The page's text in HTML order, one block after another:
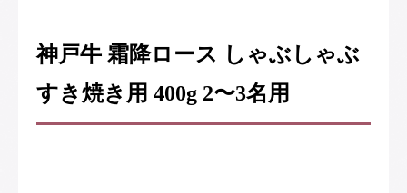
神戸牛 霜降ロース しゃぶしゃぶ
すき焼き用 400g 2〜3名用